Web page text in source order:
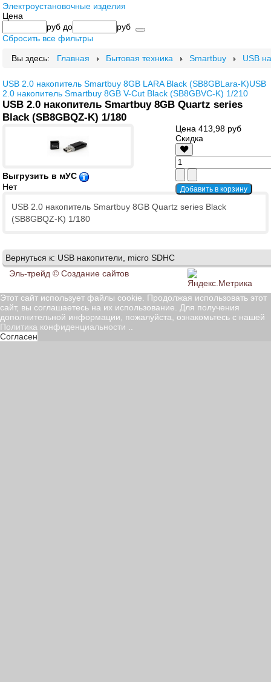
Электроустановочные изделия
Цена
руб до
руб
Сбросить все фильтры
Вы здесь: Главная Бытовая техника Smartbuy USB
USB 2.0 накопитель Smartbuy 8GB LARA Black (SB8GBLara-K)USB
2.0 накопитель Smartbuy 8GB V-Cut Black (SB8GBVC-K) 1/210
USB 2.0 накопитель Smartbuy 8GB Quartz series
Black (SB8GBQZ-K) 1/180
Цена 413,98 руб
Скидка
Выгрузить в мУС
Нет
USB 2.0 накопитель Smartbuy 8GB Quartz series Black
(SB8GBQZ-K) 1/180
Вернуться к: USB накопители, micro SDHC
Эль-трейд © Создание сайтов
Этот сайт использует файлы cookie. Продолжая использовать этот
сайт, вы соглашаетесь на их использование. Для получения
дополнительной информации, пожалуйста, ознакомьтесь с нашей
Политика конфиденциальности
Согласен